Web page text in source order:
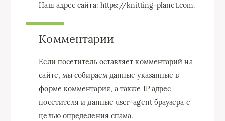
Наш адрес сайта: https://knitting-planet.com.
Комментарии
Если посетитель оставляет комментарий на
сайте, мы собираем данные указанные в
форме комментария, а также IP адрес
посетителя и данные user-agent браузера с
целью определения спама.